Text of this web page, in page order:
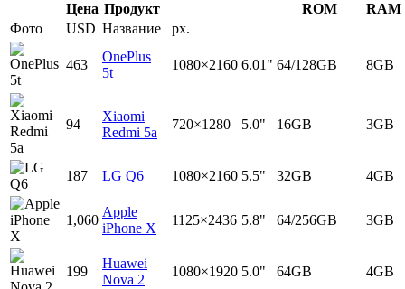
Цена Продукт ROM
RAM
Фото
USD Название px.
463
OnePlus
5t
1080×2160 6.01" 64/128GB 8GB
94
Xiaomi
Redmi 5a
720×1280 5.0" 16GB 3GB
187 LG Q6 1080×2160 5.5" 32GB 4GB
1,060
Apple
iPhone X
1125×2436 5.8" 64/256GB 3GB
199
Huawei
Nova 2
1080×1920 5.0" 64GB 4GB